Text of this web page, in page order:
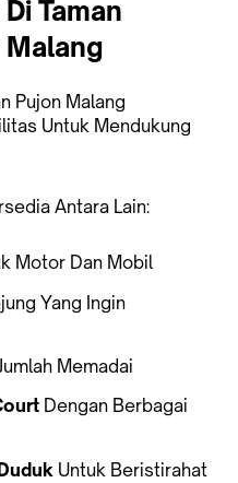
Taman
Malang
Pujon Malang
Untuk Mendukung
Antara Lain:
Motor Dan Mobil
Yang Ingin
Memadai
Dengan Berbagai
Untuk Beristirahat